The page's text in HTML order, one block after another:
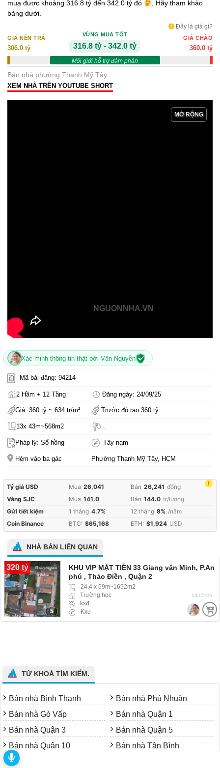
mua được khoảng 316.8 tỷ đến 342.0 tỷ đó
, Hãy tham khảo
bảng dưới.
Đây là giá gì?
GIÁ NÊN TRẢ
306.0 tỷ
VÙNG MUA TỐT
316.8 tỷ - 342.0 tỷ
Môi giới hỗ trợ đàm phán
GIÁ CHÀO
360.0 tỷ
Bán nhà phường Thạnh Mỹ Tây
XEM NHÀ TRÊN YOUTUBE SHORT
MỞ RỘNG
NGUONNHA.VN
Xác minh thông tin thật bởi Vân Nguyễn
Mã bài đăng: 94214
2 Hầm + 12 Tầng Đăng ngày: 24/09/25
Giá: 360 tỷ ~ 634 tr/m² Trước đó rao 360 tỷ
13x 43m~568m2 .
Pháp lý: Sổ hồng Tây nam
Hẻm vào ba gác Phường Thạnh Mỹ Tây, HCM
!
Tỷ giá USD Mua 26,041 Bán 26,241 đồng
Vàng SJC
Mua 141.0 Bán 144.0 tr/lượng
Gửi tiết kiệm
1 tháng 4.7% 12 tháng 8% /năm
Coin Binance
BTC: $65,168 ETH: $1,924 USD
NHÀ BÁN LIÊN QUAN
320 tỷ
5
KHU VIP MẶT TIỀN 33 Giang văn Minh, P.An
phú , Thảo Điền , Quận 2
24,4 x 69m~1692m2
Trường học
kxđ
Kxđ
19/05/26
TỪ KHOÁ TÌM KIẾM.
Bán nhà Bình Thạnh
Bán nhà Phú Nhuận
Bán nhà Gò Vấp
Bán nhà Quận 1
Bán nhà Quận 3
Bán nhà Quận 5
Bán nhà Quận 10
Bán nhà Tân Bình